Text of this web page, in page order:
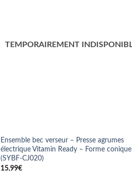
Ensemble bec verseur – Presse agrumes
électrique Vitamin Ready – Forme conique
(SYBF-CJ020)
15,99€